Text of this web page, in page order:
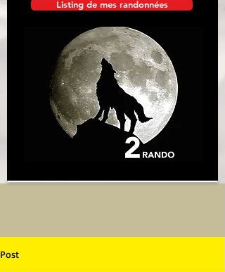
Listing de mes randonnées
Post